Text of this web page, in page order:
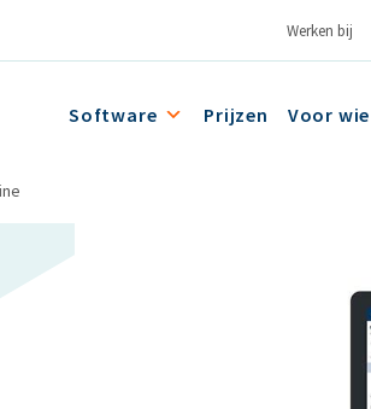
Werken bij
Software Prijzen Voor wie